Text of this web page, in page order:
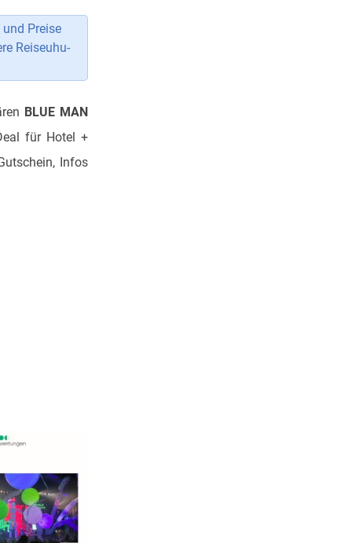
Preise
Reiseuhu-
BLUE MAN
für Hotel +
Infos